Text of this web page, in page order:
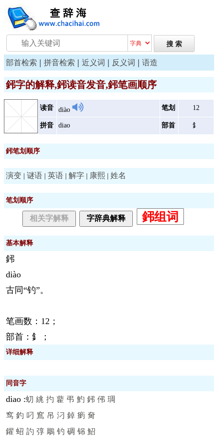
部首检索 | 拼音检索 | 近义词 | 反义词 | 语造
鈟字的解释,鈟读音发音,鈟笔画顺序
读音 diào 笔划 12
拼音 diao 部首 釒
鈟笔划顺序
演变 | 谜语 | 英语 | 解字 | 康熙 | 姓名
笔划顺序
相关字解释 字辞典解释 鈟组词
基本解释
鈟
diào
古同“钓”。
笔画数：12；
部首：釒；
详细解释
同音字
diao :虭 絩 扚 藋 弔 魡 鈟 伄 琱
窎 釣 叼 窵 吊 汈 鋽 瘹 奝
鑃 蛁 訋 弴 鵰 钓 碉 铞 鮉